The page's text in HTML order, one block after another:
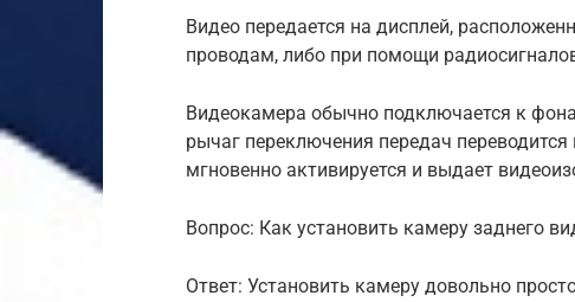
Видео передается на дисплей,
проводам, либо при помощи
Видеокамера обычно подключается к
рычаг переключения передач
мгновенно активируется и выдает
Вопрос: Как установить камеру заднего
Ответ: Установить камеру довольно